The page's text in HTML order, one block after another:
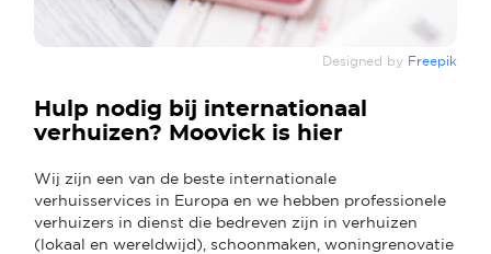
Designed by Freepik
Hulp nodig bij internationaal
verhuizen? Moovick is hier
Wij zijn een van de beste internationale
verhuisservices in Europa en we hebben professionele
verhuizers in dienst die bedreven zijn in verhuizen
(lokaal en wereldwijd), schoonmaken, woningrenovatie